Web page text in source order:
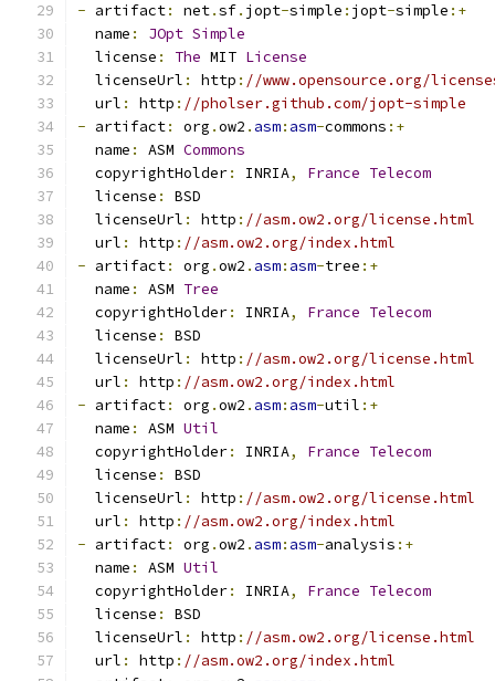
- artifact: net.sf. jopt-simple : jopt-simple :+
  name
: JOpt Simple
  license
: The MIT License
  licenseUrl
: http : //www.opensource.org/
  url
: http : //pholser.github.com/jopt-simple
- artifact: org .ow2 . asm: asm-commons :+
  name
: ASM Commons
  copyrightHolder
: INRIA, France Telecom
  license
:
BSD
  licenseUrl
: http : //asm.ow2.org/license.html
  url
: http : //asm.ow2.org/index.html
- artifact: org .ow2 . asm: asm-tree :+
  name
: ASM Tree
  copyrightHolder
: INRIA, France Telecom
  license
:
BSD
  licenseUrl
: http : //asm.ow2.org/license.html
  url
: http : //asm.ow2.org/index.html
- artifact: org .ow2 . asm: asm-util :+
  name
: ASM Util
  copyrightHolder
: INRIA, France Telecom
  license
:
BSD
  licenseUrl
: http : //asm.ow2.org/license.html
  url
: http : //asm.ow2.org/index.html
- artifact: org .ow2 . asm: asm-analysis :+
  name
: ASM Util
  copyrightHolder
: INRIA, France Telecom
  license
:
BSD
  licenseUrl
: http : //asm.ow2.org/license.html
  url
: http : //asm.ow2.org/index.html